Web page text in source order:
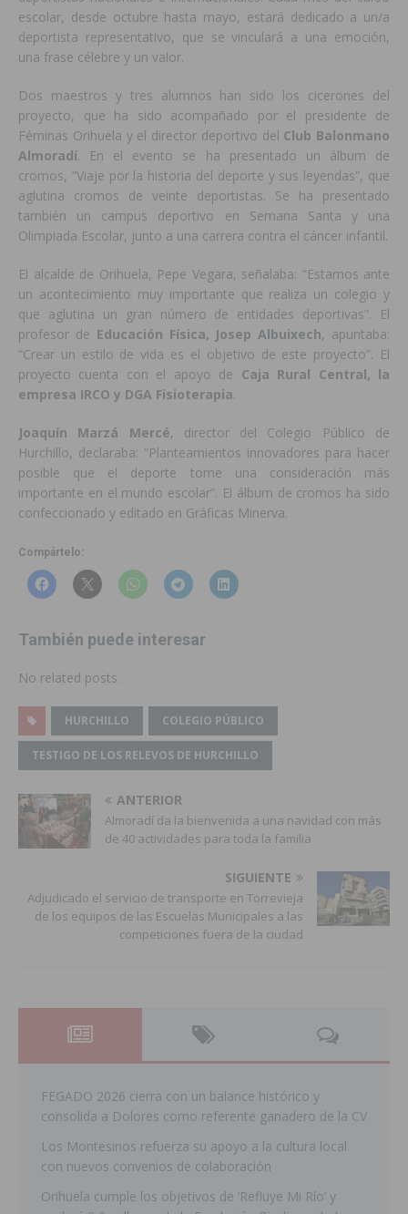
escolar, desde octubre hasta mayo, estará dedicado a un/a
deportista representativo, que se vinculará a una emoción,
una frase célebre y un valor.
Dos maestros y tres alumnos han sido los cicerones del
proyecto, que ha sido acompañado por el presidente de
Féminas Orihuela y el director deportivo del Club Balonmano
Almoradí. En el evento se ha presentado un álbum de
cromos, “Viaje por la historia del deporte y sus leyendas”, que
aglutina cromos de veinte deportistas. Se ha presentado
también un campus deportivo en Semana Santa y una
Olimpiada Escolar, junto a una carrera contra el cáncer infantil.
El alcalde de Orihuela, Pepe Vegara, señalaba: “Estamos ante
un acontecimiento muy importante que realiza un colegio y
que aglutina un gran número de entidades deportivas”. El
profesor de Educación Física, Josep Albuixech, apuntaba:
“Crear un estilo de vida es el objetivo de este proyecto”. El
proyecto cuenta con el apoyo de Caja Rural Central, la
empresa IRCO y DGA Fisioterapia.
Joaquín Marzá Mercé, director del Colegio Público de
Hurchillo, declaraba: “Planteamientos innovadores para hacer
posible que el deporte tome una consideración más
importante en el mundo escolar”. El álbum de cromos ha sido
confeccionado y editado en Gráficas Minerva.
Compártelo:
También puede interesar
No related posts.
HURCHILLO COLEGIO PÚBLICO
TESTIGO DE LOS RELEVOS DE HURCHILLO
ANTERIOR
Almoradí da la bienvenida a una navidad con más
de 40 actividades para toda la familia
SIGUIENTE
Adjudicado el servicio de transporte en Torrevieja
de los equipos de las Escuelas Municipales a las
competiciones fuera de la ciudad
FEGADO 2026 cierra con un balance histórico y
consolida a Dolores como referente ganadero de la CV
Los Montesinos refuerza su apoyo a la cultura local
con nuevos convenios de colaboración
Orihuela cumple los objetivos de ‘Refluye Mi Río’ y